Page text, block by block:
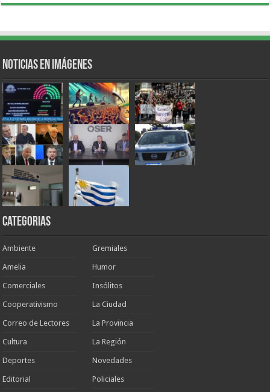
Noticias en Imágenes
Categorias
Ambiente
Amelia
Comerciales
Cooperativismo
Correo de Lectores
Cultura
Deportes
Editorial
Gremiales
Humor
Insólitos
La Ciudad
La Provincia
La Región
Novedades
Policiales